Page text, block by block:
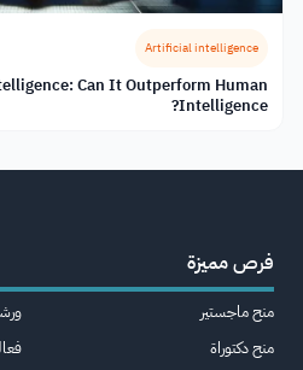
Artificial intelligence
Can It Outperform Human
Intelligence?
فرص مميزة
منح ماجستير
منح دكتوراة